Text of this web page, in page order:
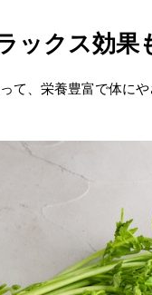
ックス効果
て、栄養豊富で体に